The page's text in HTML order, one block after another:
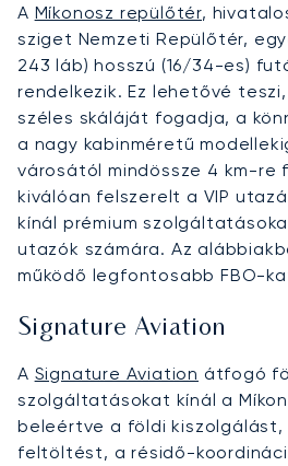
A Míkonosz repülőtér,
sziget Nemzeti Repülőtér,
243 láb) hosszú (16/34-es)
rendelkezik. Ez lehetővé
széles skáláját fogadja, a
a nagy kabinméretű
városától mindössze 4 km-re
kiválóan felszerelt a VIP
kínál prémium
utazók számára. Az
működő legfontosabb FBO-
Signature Aviation
A Signature Aviation átfogó
szolgáltatásokat kínál a
beleértve a földi kiszolgálást,
feltöltést, a résidő-